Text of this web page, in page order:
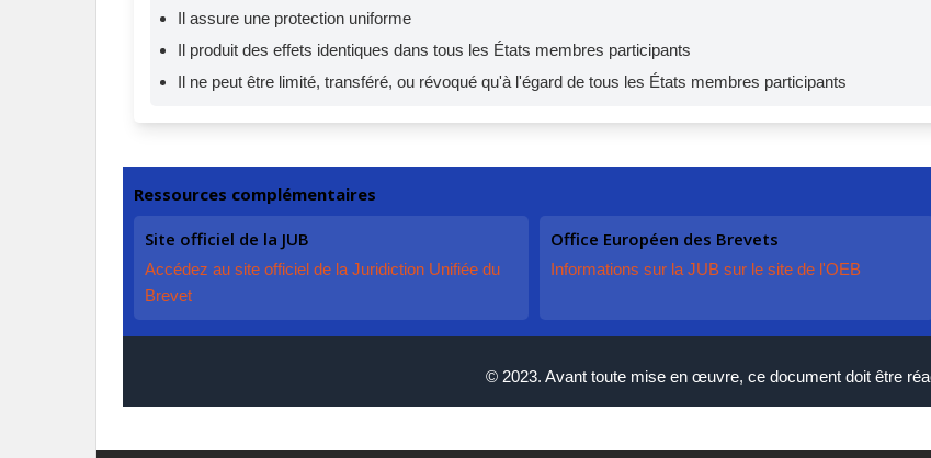
Il assure une protection uniforme
Il produit des effets identiques dans tous les États membres participants
Il ne peut être limité, transféré, ou révoqué qu'à l'égard de tous les États membres participants
Ressources complémentaires
Site officiel de la JUB
Accédez au site officiel de la Juridiction Unifiée du
Brevet
Office Européen des Brevets
Informations sur la JUB sur le site de l'OEB
© 2023. Avant toute mise en œuvre, ce document doit être